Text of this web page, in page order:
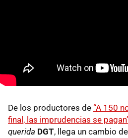
De los productores de “A 150
final, las imprudencias se
querida DGT, llega un cambio